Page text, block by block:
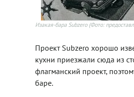
Изакая-бара Subzero(Фото:
Проект Subzero хорошо
кухни приезжали сюда из
флагманский проект,
баре.